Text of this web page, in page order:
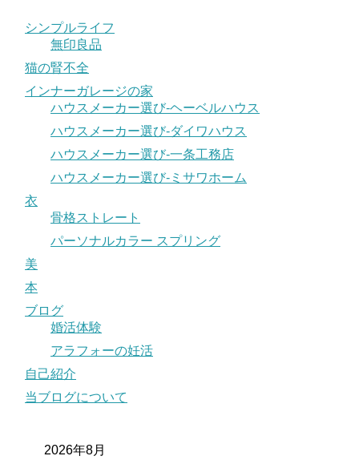
シンプルライフ
無印良品
猫の腎不全
インナーガレージの家
ハウスメーカー選び-ヘーベルハウス
ハウスメーカー選び-ダイワハウス
ハウスメーカー選び-一条工務店
ハウスメーカー選び-ミサワホーム
衣
骨格ストレート
パーソナルカラー スプリング
美
本
ブログ
婚活体験
アラフォーの妊活
自己紹介
当ブログについて
2026年8月